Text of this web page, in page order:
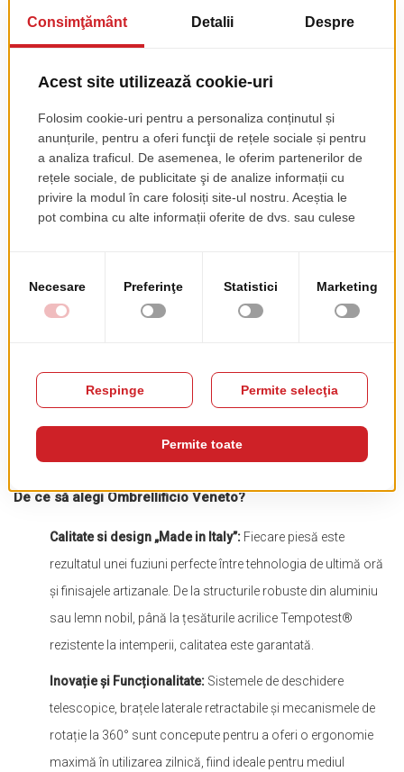
Ombrellificio Veneto – Excelență și Design Italian pentru Spații
exterioare în experiențe memorabile de relaxare și stil. De aceea,
suntem mândri să aducem în România portofoliul
Ombrellificio
ani în fabricarea sistemelor de umbrire profesionale. Nu este vorba
doar despre protecție solară, ci despre o declarație de design care
ridică standardele oricărei terase de hotel, restaurant sau rezidență
de lux.
De ce să alegi Ombrellificio Veneto?
Calitate si design „Made in Italy”: Fiecare piesă este
rezultatul unei fuziuni perfecte între tehnologia de ultimă oră
și finisajele artizanale. De la structurile robuste din aluminiu
sau lemn nobil, până la țesăturile acrilice Tempotest®
rezistente la intemperii, calitatea este garantată.
Inovație și Funcționalitate: Sistemele de deschidere
telescopice, brațele laterale retractabile și mecanismele de
rotație la 360° sunt concepute pentru a oferi o ergonomie
maximă în utilizarea zilnică, fiind ideale pentru mediul